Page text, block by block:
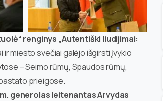
renginys „Autentiški liudijimai:
ir miesto svečiai galėjo išgirsti įvykio
– Seimo rūmų, Spaudos rūmų,
prieigose.
generolas leitenantas Arvydas